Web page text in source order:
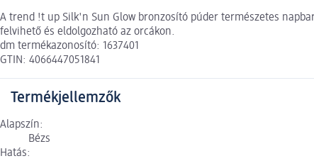
A trend !t up Silk'n Sun Glow bronzosító púder természetes
felvihető és eldolgozható az orcákon.
dm termékazonosító: 1637401
GTIN: 4066447051841
Termékjellemzők
Alapszín:
Bézs
Hatás: